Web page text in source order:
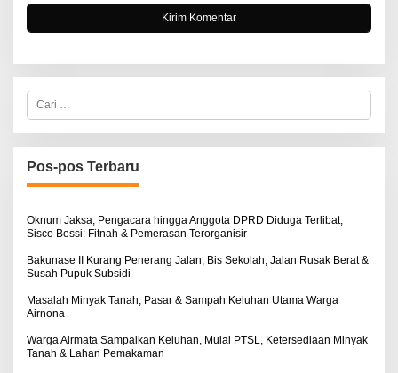
C
r
i
u
n
u
:
Pos-pos Terbaru
Oknum Jaksa, Pengacara hingga Anggota DPRD Diduga Terlibat,
Sisco Bessi: Fitnah & Pemerasan Terorganisir
Bakunase II Kurang Penerang Jalan, Bis Sekolah, Jalan Rusak Berat &
Susah Pupuk Subsidi
Masalah Minyak Tanah, Pasar & Sampah Keluhan Utama Warga
Airnona
Warga Airmata Sampaikan Keluhan, Mulai PTSL, Ketersediaan Minyak
Tanah & Lahan Pemakaman